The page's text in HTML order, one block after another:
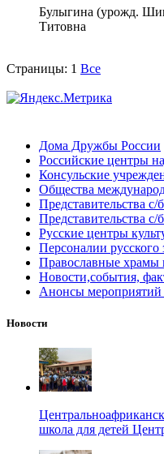
Булыгина (урожд.
Титовна
Страницы: 1 Все
Дома Дружбы России
Российские центры
Консульские
Общества
Представительства
Представительства
Русские центры
Персоналии русского
Православные храмы
Новости,события,
Анонсы мероприятий
Новости
школа для детей